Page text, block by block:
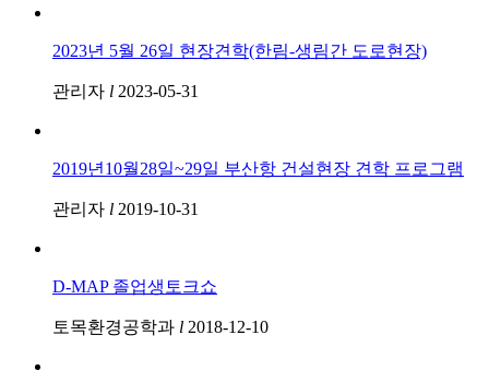
2023년 5월 26일 현장견학(한림-생림간 도로현장)
관리자 l 2023-05-31
2019년10월28일~29일 부산항 건설현장 견학 프로그램
관리자 l 2019-10-31
D-MAP 졸업생토크쇼
토목환경공학과 l 2018-12-10